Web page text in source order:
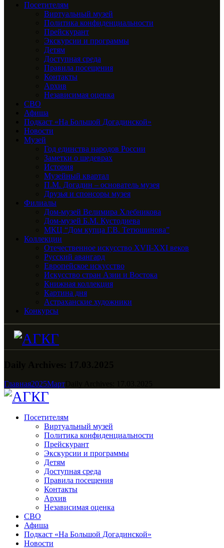
Посетителям
Виртуальный музей
Политика конфиденциальности
Прейскурант
Экскурсии и программы
Детям
Доступная среда
Правила посещения
Контакты
Архив
Независимая оценка
СВО
Афиша
Подкаст «На Большой Догадинской»
Новости
Музей
Год единства народов России
Заметки о шедеврах
История
Музейный квартал
П.М. Догадин – основатель музея
Друзья и спонсоры музея
Филиалы
Дом-музей Велимира Хлебникова
Дом-музей Б.М. Кустодиева
МКЦ “Дом купца Г.В. Тетюшинова”
Коллекции
Отечественное искусство XVII-XXI веков
Русский авангард
Европейское искусство
Искусство стран Азии и Востока
Книжная коллекция
Картина дня
Астраханские художники
Конкурсы
Главная2025Март
Посетителям
Виртуальный музей
Политика конфиденциальности
Прейскурант
Экскурсии и программы
Детям
Доступная среда
Правила посещения
Контакты
Архив
Независимая оценка
СВО
Афиша
Подкаст «На Большой Догадинской»
Новости